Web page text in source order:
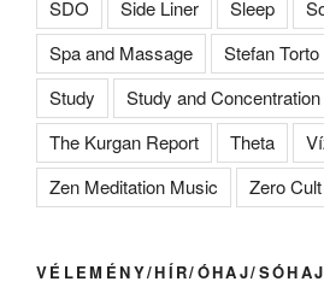
SDO Side Liner Sleep
Spa and Massage
Stefan Torto
Study
Study and Concentration
The Kurgan Report
Theta
Zen Meditation Music
Zero Cult
VÉLEMÉNY/HÍR/ÓHAJ/SÓHAJ